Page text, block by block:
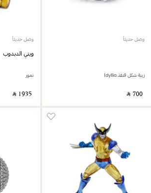
وصل حديثاً
زينة شكل قنفذ Idyllia
‎ ⃁ ⁦700⁩ ‎
وصل حديثاً
ويني الدبدوب
نمور
‎ ⃁ ⁦1935⁩ ‎